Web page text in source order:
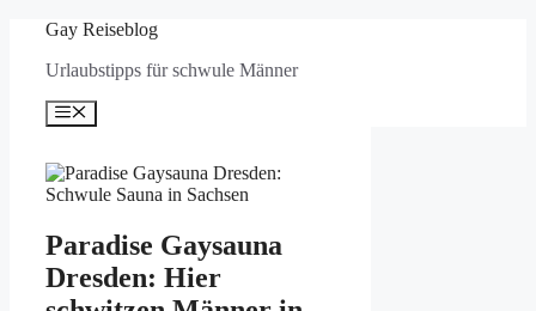
springen
Gay Reiseblog
Urlaubstipps für schwule Männer
Menü
Paradise Gaysauna
Dresden: Hier